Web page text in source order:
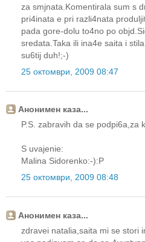
za smjnata.Komentirala sum s
pri4inata e pri razli4nata
pada gore-dolu to4no po
sredata.Taka ili ina4e saita i
su6tij duh!;-)
25 октомври, 2009 08:47
Анонимен каза...
P.S. zabravih da se podpi6a,za
S uvajenie:
Malina Sidorenko:-):P
25 октомври, 2009 08:48
Анонимен каза...
zdravei natalia,saita mi se stori